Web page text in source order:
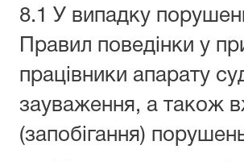
8.1 У випадку
Правил поведінки у
працівники апарату
зауваження, а також
(запобігання)